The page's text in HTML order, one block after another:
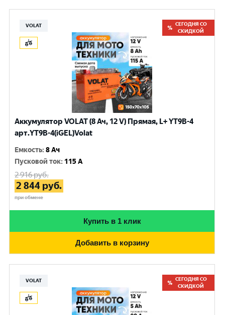
VOLAT
СЕГОДНЯ СО
СКИДКОЙ
Аккумулятор VOLAT (8 Ач, 12 V) Прямая, L+ YT9B-4
арт.YT9B-4(iGEL)Volat
Емкость:8 Ач
Пусковой ток: 115 A
2 916руб.
2 844 руб.
при обмене
Купить в 1 клик
Добавить в корзину
VOLAT
СЕГОДНЯ СО
СКИДКОЙ